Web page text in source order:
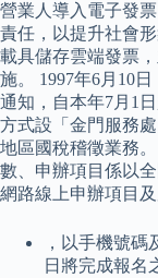
營業人導入電子發
責任，以提升社會
載具儲存雲端發票
施。 1997年6月10
通知，自本年7月1
方式設「金門服務
地區國稅稽徵業務
數、申辦項目係以
網路線上申辦項目
，以手機號
日將完成報名